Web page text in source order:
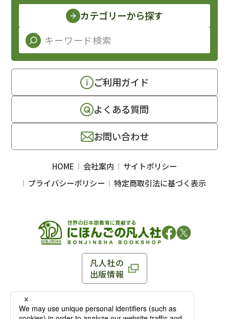
凡人社の
出版情報
〒102-0093 東京都千代田区平河町 1-3-13 8F
TEL：03-3263-3959／FAX：03-3263-3116
カテゴリーから探す
ご利用ガイド
よくある質問
お問い合わせ
HOME 会社案内
サイトポリシー
プライバシーポリシー
特定商取引法に基づく表示